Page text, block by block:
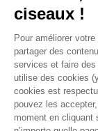
9
65.63 km39,